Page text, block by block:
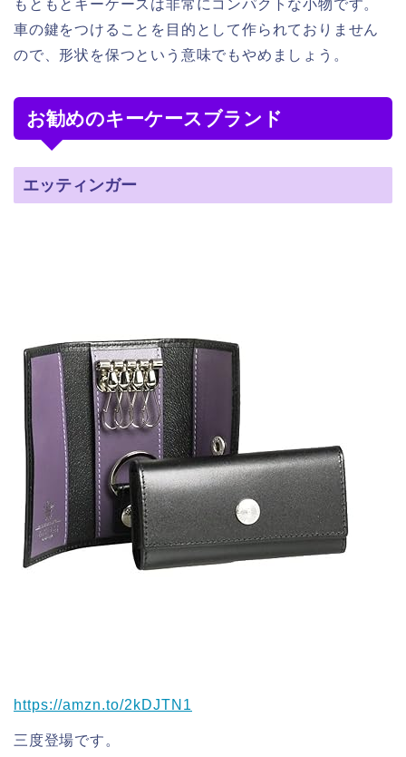
もともとキーケースは非常にコンパクトな小物です。
車の鍵をつけることを目的として作られておりません
ので、形状を保つという意味でもやめましょう。
お勧めのキーケースブランド
エッティンガー
https://amzn.to/2kDJTN1
三度登場です。